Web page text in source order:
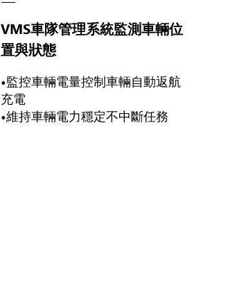
VMS車隊管理系統監測車輛位
置與狀態
•監控車輛電量控制車輛自動返航
充電
•維持車輛電力穩定不中斷任務